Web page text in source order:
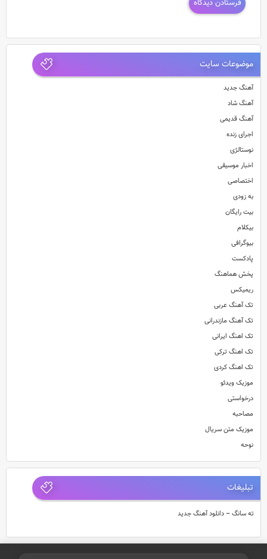
موضوعات سایت
آهنگ جدید
آهنگ شاد
آهنگ قدیمی
اجرای زنده
نوستالژی
اخبار موسیقی
اختصاصی
به زودی
بیت رایگان
بیکلام
بیوگرافی
پادکست
پخش هماهنگ
ریمیکس
تک آهنگ عربی
تک آهنگ مازندرانی
تک اهنگ ایرانی
تک اهنگ ترکی
تک اهنگ کردی
موزیک ویدئو
درخواستی
مصاحبه
موزیک متن سریال
نوحه
تبلیغات
ته سانگ – دانلود آهنگ جدید